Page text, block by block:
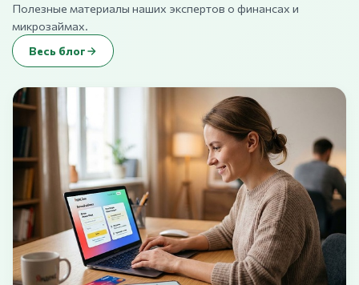
Полезные материалы наших экспертов о финансах и
микрозаймах.
Весь блог